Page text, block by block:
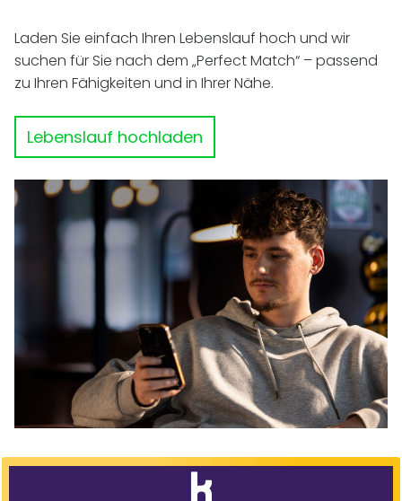
Laden Sie einfach Ihren Lebenslauf hoch und wir
suchen für Sie nach dem „Perfect Match“ – passend
zu Ihren Fähigkeiten und in Ihrer Nähe.
Lebenslauf hochladen